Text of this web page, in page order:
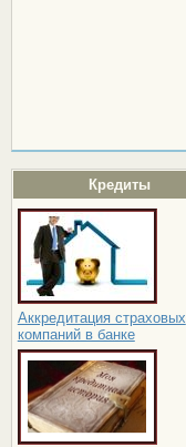
Кредиты
Аккредитация страховых
компаний в банке